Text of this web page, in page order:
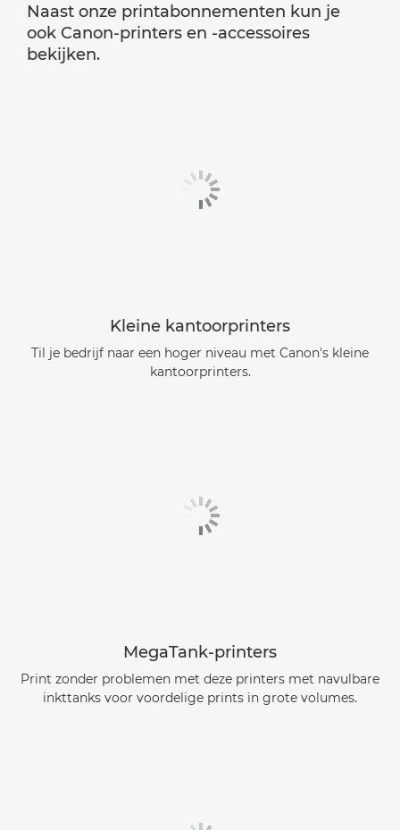
Naast onze printabonnementen kun je
ook Canon-printers en -accessoires
bekijken.
Kleine kantoorprinters
Til je bedrijf naar een hoger niveau met Canon's kleine
kantoorprinters.
MegaTank-printers
Print zonder problemen met deze printers met navulbare
inkttanks voor voordelige prints in grote volumes.